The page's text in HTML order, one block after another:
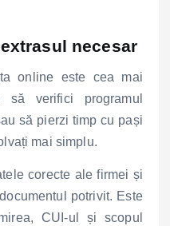
necesar
online este cea mai
verifici programul
să pierzi timp cu pași
mai simplu.
corecte ale firmei și
potrivit. Este
CUI-ul și scopul